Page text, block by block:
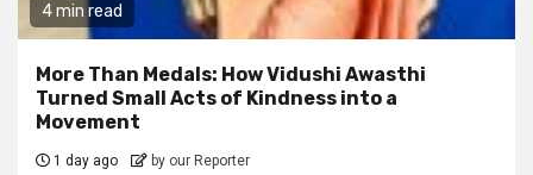
4 min read
More Than Medals: How Vidushi Awasthi
Turned Small Acts of Kindness into a
Movement
1 day ago by our Reporter